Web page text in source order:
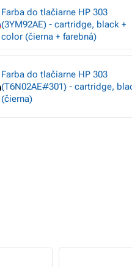
Farba do tlačiarne HP 303
(3YM92AE) - cartridge, black +
color (čierna + farebná)
Farba do tlačiarne HP 303
(T6N02AE#301) - cartridge,
(čierna)